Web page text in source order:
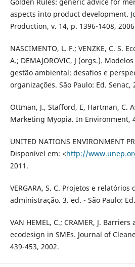
Golden Rules: generic advice for
aspects into product development.
Production, v. 14, p. 1396-1408,
NASCIMENTO, L. F.; VENZKE, C. S.
A.; DEMAJOROVIC, J (orgs.).
gestão ambiental: desafios e
organizações. São Paulo: Ed. Senac,
Ottman, J., Stafford, E, Hartman, C.
Marketing Myopia. In Environment,
UNITED NATIONS ENVIRONMENT
Disponível em: <http://
2011.
VERGARA, S. C. Projetos e
administração. 3. ed. - São Paulo:
VAN HEMEL, C.; CRAMER, J.
ecodesign in SMEs. Journal of
439-453, 2002.